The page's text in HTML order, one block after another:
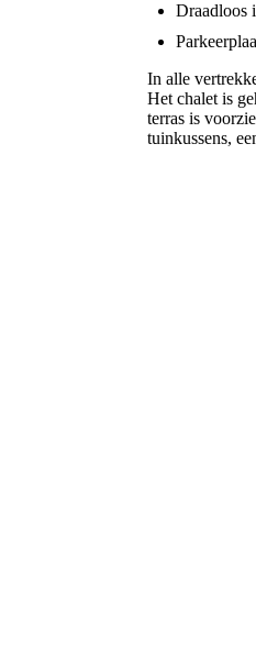
Draadloos
In alle
Het chalet is
terras is
tuinkussens,